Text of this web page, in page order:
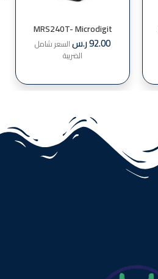
MRS240T- Microdigit
92.00ر.سالسعر شامل
الضريبة